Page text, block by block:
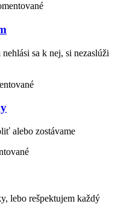
sa k nej, si nezaslúži
alebo zostávame
lebo rešpektujem každý